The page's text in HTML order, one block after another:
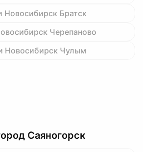
Новосибирск Братск
Черепаново
Новосибирск Чулым
Саяногорск